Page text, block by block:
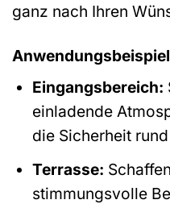
ganz nach Ihren
Eingangsbereich:
einladende
die Sicherheit
Terrasse:
stimmungsvolle